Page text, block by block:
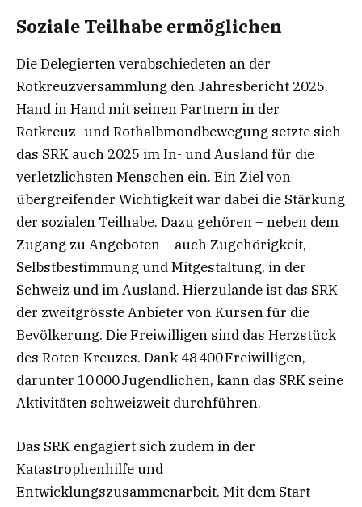
Soziale Teilhabe ermöglichen
Die Delegierten verabschiedeten an der
Rotkreuzversammlung den Jahresbericht 2025.
Hand in Hand mit seinen Partnern in der
Rotkreuz- und Rothalbmondbewegung setzte sich
das SRK auch 2025 im In- und Ausland für die
verletzlichsten Menschen ein. Ein Ziel von
übergreifender Wichtigkeit war dabei die Stärkung
der sozialen Teilhabe. Dazu gehören – neben dem
Zugang zu Angeboten – auch Zugehörigkeit,
Selbstbestimmung und Mitgestaltung, in der
Schweiz und im Ausland. Hierzulande ist das SRK
der zweitgrösste Anbieter von Kursen für die
Bevölkerung. Die Freiwilligen sind das Herzstück
des Roten Kreuzes. Dank 48 400 Freiwilligen,
darunter 10 000 Jugendlichen, kann das SRK seine
Aktivitäten schweizweit durchführen.
Das SRK engagiert sich zudem in der
Katastrophenhilfe und
Entwicklungszusammenarbeit. Mit dem Start